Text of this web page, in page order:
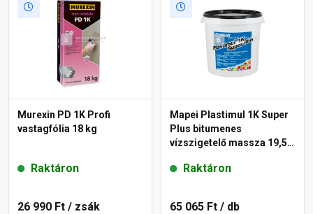
Murexin PD 1K Profi
vastagfólia 18 kg
Raktáron
26 990 Ft / zsák
Mapei Plastimul 1K Super
Plus bitumenes
vízszigetelő massza 19,5
Raktáron
65 065 Ft / db